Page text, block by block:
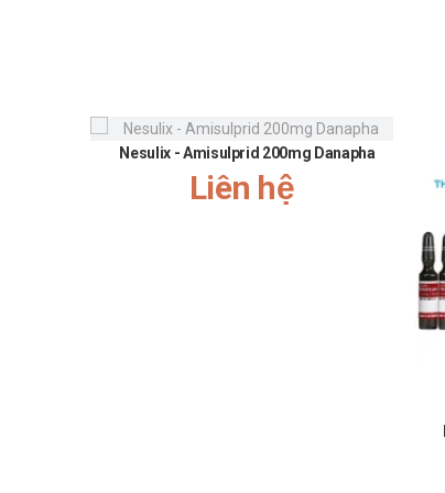
Nesulix - Amisulprid 200mg Danapha
Liên hệ